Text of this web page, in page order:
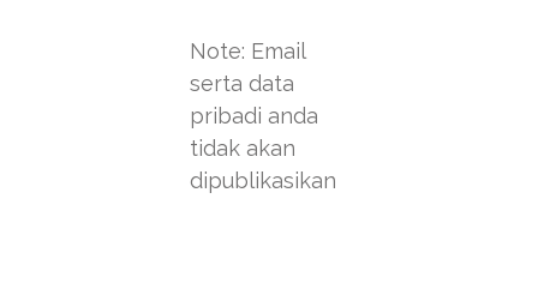
Note: Email
serta data
pribadi anda
tidak akan
dipublikasikan